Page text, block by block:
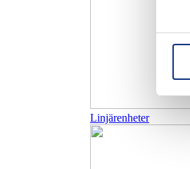
Linjärenheter